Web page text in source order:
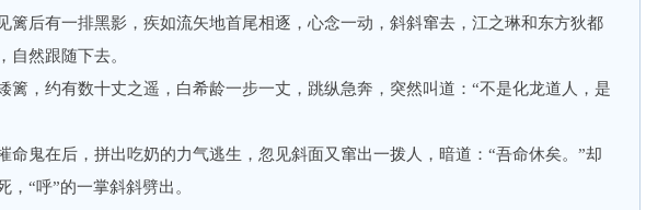
后有一排黑影，疾如流矢地首尾相逐，心念一动，斜斜窜去，江之琳和东方狄都
自然跟随下去。
，约有数十丈之遥，白希龄一步一丈，跳纵急奔，突然叫道：“不是化龙道人，是
鬼在后，拼出吃奶的力气逃生，忽见斜面又窜出一拨人，暗道：“吾命休矣。”却
，“呼”的一掌斜斜劈出。